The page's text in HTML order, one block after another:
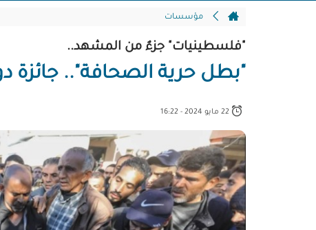
مؤسسات
"فلسطينيات" جزءٌ من المشهد..
"بطل حرية الصحافة".. جائزة